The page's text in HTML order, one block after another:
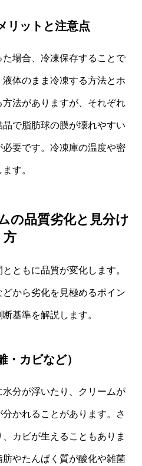
リットと注意点
場合、冷凍保存することで
体のまま冷凍する方法とホ
法がありますが、それぞれ
で脂肪球の膜が壊れやすい
要です。冷凍庫の温度や密
す。
の品質劣化と見分け
方
ともに品質が変化します。
から劣化を見極めるポイン
基準を解説します。
カビなど）
分が浮いたり、クリームが
かれることがあります。さ
カビが生えることもありま
やたんぱく質が酸化や雑菌